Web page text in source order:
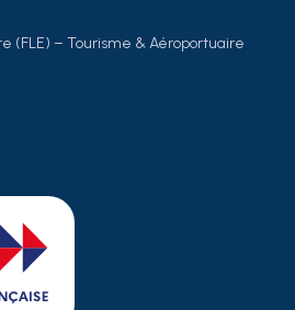
(FLE) – Tourisme & Aéroportuaire